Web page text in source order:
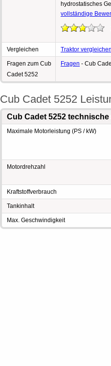
hydrostatisches
vollständige
Vergleichen Traktor vergleichen
Fragen zum Cub
Cadet 5252
Fragen - Cub
Cub Cadet 5252
Cub Cadet 5252 technische
Maximale Motorleistung (PS / kW)
Motordrehzahl
Kraftstoffverbrauch
Tankinhalt
Max. Geschwindigkeit